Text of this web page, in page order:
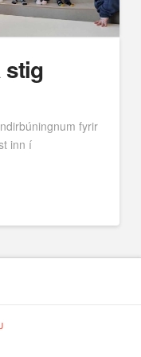
stig
fyrir
inn í